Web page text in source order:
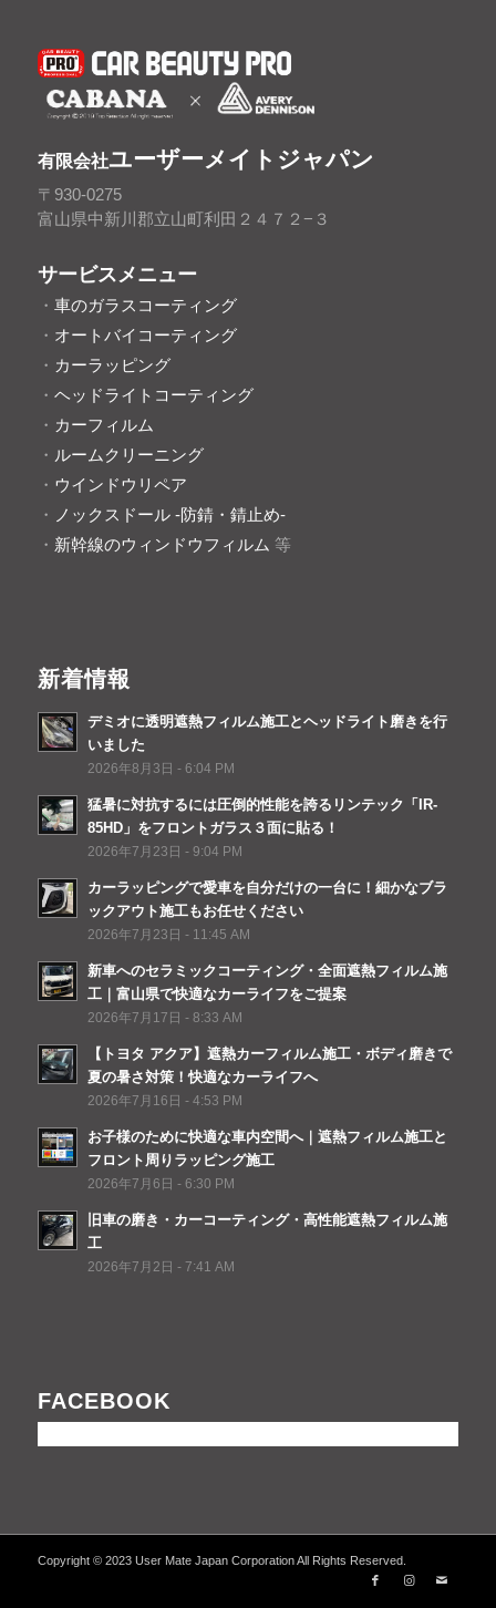
有限会社ユーザーメイトジャパン
〒930-0275
富山県中新川郡立山町利田２４７２−３
サービスメニュー
・ 車のガラスコーティング
・ オートバイコーティング
・ カーラッピング
・ ヘッドライトコーティング
・ カーフィルム
・ ルームクリーニング
・ ウインドウリペア
・ ノックスドール -防錆・錆止め-
・ 新幹線のウィンドウフィルム 等
新着情報
デミオに透明遮熱フィルム施工とヘッドライト磨きを行
いました
2026年8月3日 - 6:04 PM
猛暑に対抗するには圧倒的性能を誇るリンテック「IR-
85HD」をフロントガラス３面に貼る！
2026年7月23日 - 9:04 PM
カーラッピングで愛車を自分だけの一台に！細かなブラ
ックアウト施工もお任せください
2026年7月23日 - 11:45 AM
新車へのセラミックコーティング・全面遮熱フィルム施
工｜富山県で快適なカーライフをご提案
2026年7月17日 - 8:33 AM
【トヨタ アクア】遮熱カーフィルム施工・ボディ磨きで
夏の暑さ対策！快適なカーライフへ
2026年7月16日 - 4:53 PM
お子様のために快適な車内空間へ｜遮熱フィルム施工と
フロント周りラッピング施工
2026年7月6日 - 6:30 PM
旧車の磨き・カーコーティング・高性能遮熱フィルム施
工
2026年7月2日 - 7:41 AM
FACEBOOK
Copyright © 2023 User Mate Japan Corporation All Rights Reserved.